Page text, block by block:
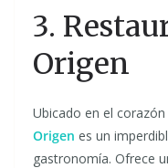
3.
Origen
Ubicado en el
Origen es un
gastronomía. Ofrece